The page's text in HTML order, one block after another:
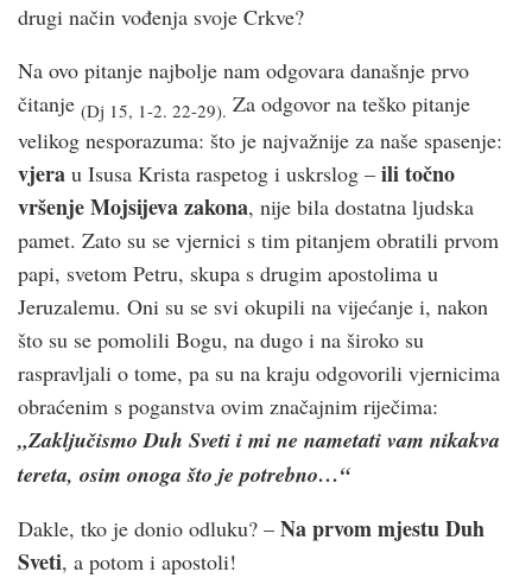
drugi način vođenja svoje Crkve?
Na ovo pitanje najbolje nam odgovara današnje prvo
čitanje (Dj 15, 1-2. 22-29). Za odgovor na teško pitanje
velikog nesporazuma: što je najvažnije za naše spasenje:
vjera u Isusa Krista raspetog i uskrslog – ili točno
vršenje Mojsijeva zakona, nije bila dostatna ljudska
pamet. Zato su se vjernici s tim pitanjem obratili prvom
papi, svetom Petru, skupa s drugim apostolima u
Jeruzalemu. Oni su se svi okupili na vijećanje i, nakon
što su se pomolili Bogu, na dugo i na široko su
raspravljali o tome, pa su na kraju odgovorili vjernicima
obraćenim s poganstva ovim značajnim riječima:
„Zaključismo Duh Sveti i mi ne nametati vam nikakva
tereta, osim onoga što je potrebno…“
Dakle, tko je donio odluku? – Na prvom mjestu Duh
Sveti, a potom i apostoli!